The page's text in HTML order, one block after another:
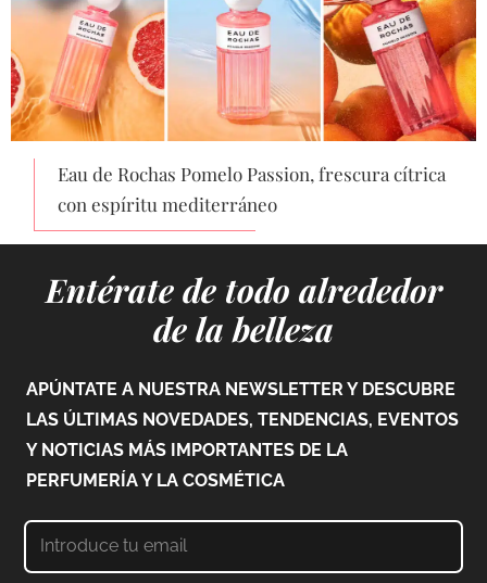
Eau de Rochas Pomelo Passion, frescura cítrica
con espíritu mediterráneo
Entérate de todo alrededor
de la belleza
APÚNTATE A NUESTRA NEWSLETTER Y DESCUBRE
LAS ÚLTIMAS NOVEDADES, TENDENCIAS, EVENTOS
Y NOTICIAS MÁS IMPORTANTES DE LA
PERFUMERÍA Y LA COSMÉTICA